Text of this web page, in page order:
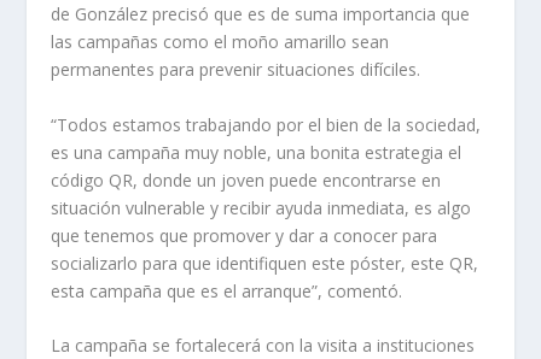
de González precisó que es de suma importancia que
las campañas como el moño amarillo sean
permanentes para prevenir situaciones difíciles.
“Todos estamos trabajando por el bien de la sociedad,
es una campaña muy noble, una bonita estrategia el
código QR, donde un joven puede encontrarse en
situación vulnerable y recibir ayuda inmediata, es algo
que tenemos que promover y dar a conocer para
socializarlo para que identifiquen este póster, este QR,
esta campaña que es el arranque”, comentó.
La campaña se fortalecerá con la visita a instituciones